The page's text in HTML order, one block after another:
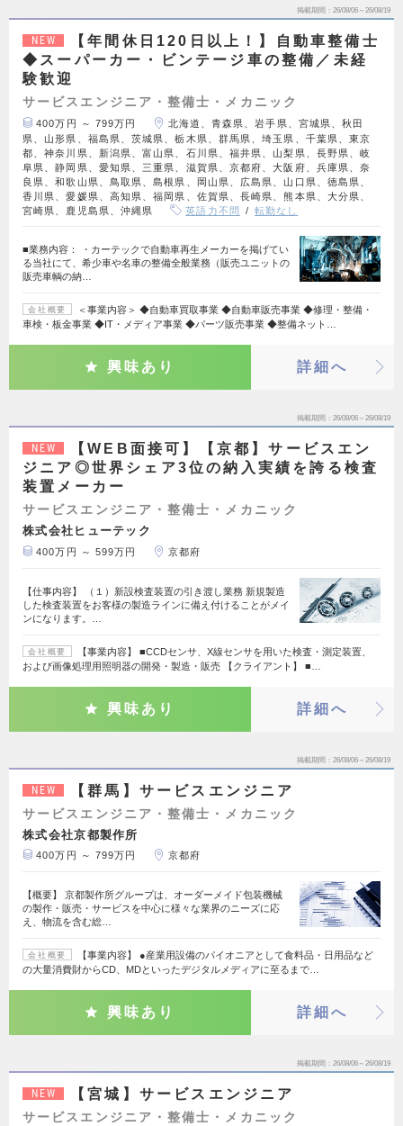
掲載期間 26/08/06～26/08/19
NEW
【年間休日120日以上！】自動車整備士
◆スーパーカー・ビンテージ車の整備／未経
験歓迎
サービスエンジニア・整備士・メカニック
400万円 ～ 799万円
北海道、青森県、岩手県、宮城県、秋田
県、山形県、福島県、茨城県、栃木県、群馬県、埼玉県、千葉県、東京
都、神奈川県、新潟県、富山県、石川県、福井県、山梨県、長野県、岐
阜県、静岡県、愛知県、三重県、滋賀県、京都府、大阪府、兵庫県、奈
良県、和歌山県、鳥取県、島根県、岡山県、広島県、山口県、徳島県、
香川県、愛媛県、高知県、福岡県、佐賀県、長崎県、熊本県、大分県、
宮崎県、鹿児島県、沖縄県
英語力不問 転勤なし
■業務内容： ・カーテックで自動車再生メーカーを掲げてい
る当社にて、希少車や名車の整備全般業務（販売ユニットの
販売車輌の納…
会社概要
＜事業内容＞ ◆自動車買取事業 ◆自動車販売事業 ◆修理・整備・
車検・板金事業 ◆IT・メディア事業 ◆パーツ販売事業 ◆整備ネット…
興味あり 詳細へ
掲載期間 26/08/06～26/08/19
NEW
【WEB面接可】【京都】サービスエン
ジニア◎世界シェア3位の納入実績を誇る検査
装置メーカー
サービスエンジニア・整備士・メカニック
株式会社ヒューテック
400万円 ～ 599万円 京都府
【仕事内容】 （１）新設検査装置の引き渡し業務 新規製造
した検査装置をお客様の製造ラインに備え付けることがメイ
ンになります。…
会社概要
【事業内容】 ■CCDセンサ、X線センサを用いた検査・測定装置、
および画像処理用照明器の開発・製造・販売 【クライアント】 ■…
興味あり 詳細へ
掲載期間 26/08/06～26/08/19
NEW 【群馬】サービスエンジニア
サービスエンジニア・整備士・メカニック
株式会社京都製作所
400万円 ～ 799万円 京都府
【概要】 京都製作所グループは、オーダーメイド包装機械
の製作・販売・サービスを中心に様々な業界のニーズに応
え、物流を含む総…
会社概要
【事業内容】 ●産業用設備のパイオニアとして食料品・日用品など
の大量消費財からCD、MDといったデジタルメディアに至るまで…
興味あり 詳細へ
掲載期間 26/08/06～26/08/19
NEW 【宮城】サービスエンジニア
サービスエンジニア・整備士・メカニック